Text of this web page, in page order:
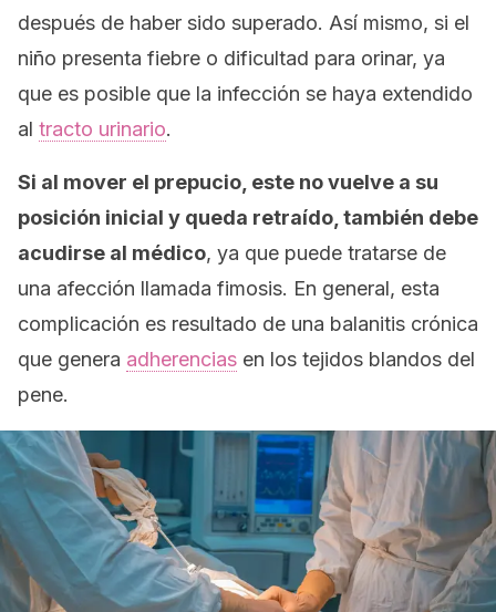
después de haber sido superado. Así mismo, si el
niño presenta fiebre o dificultad para orinar, ya
que es posible que la infección se haya extendido
al tracto urinario.
Si al mover el prepucio, este no vuelve a su
posición inicial y queda retraído, también debe
acudirse al médico, ya que puede tratarse de
una afección llamada fimosis. En general, esta
complicación es resultado de una balanitis crónica
que genera adherencias en los tejidos blandos del
pene.